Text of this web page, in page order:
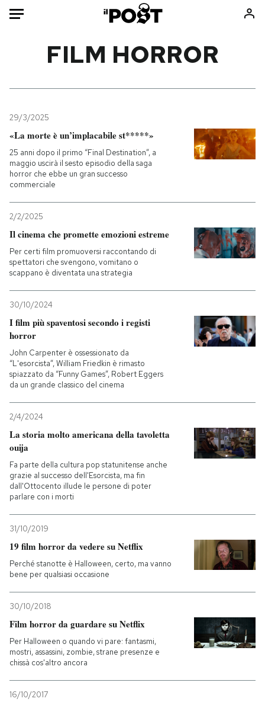
Mondo
Politica
Tecnologia
Internet
Scienza
Cultura
Economia
Sport
Consumismi
Storie/Idee
Ok Boomer!
Europa
Mondiali calcio 2026
PODCAST
NEWSLETTER
I MIEI PREFERITI
SHOP
CALENDARIO
AREA PERSONALE
FILM HORROR
29/3/2025
«La morte è un’implacabile st*****»
25 anni dopo il primo “Final Destination”, a
maggio uscirà il sesto episodio della saga
horror che ebbe un gran successo
commerciale
2/2/2025
Il cinema che promette emozioni estreme
Per certi film promuoversi raccontando di
spettatori che svengono, vomitano o
scappano è diventata una strategia
30/10/2024
I film più spaventosi secondo i registi
horror
John Carpenter è ossessionato da
“L'esorcista”, William Friedkin è rimasto
spiazzato da “Funny Games”, Robert Eggers
da un grande classico del cinema
2/4/2024
La storia molto americana della tavoletta
ouija
Fa parte della cultura pop statunitense anche
grazie al successo dell'Esorcista, ma fin
dall'Ottocento illude le persone di poter
parlare con i morti
31/10/2019
19 film horror da vedere su Netflix
Perché stanotte è Halloween, certo, ma vanno
bene per qualsiasi occasione
30/10/2018
Film horror da guardare su Netflix
Per Halloween o quando vi pare: fantasmi,
mostri, assassini, zombie, strane presenze e
chissà cos'altro ancora
16/10/2017